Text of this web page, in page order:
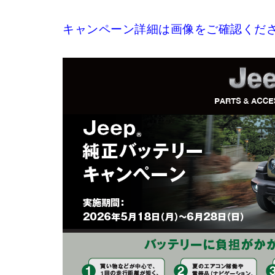
キャンペーン詳細は画像をご確認くだ